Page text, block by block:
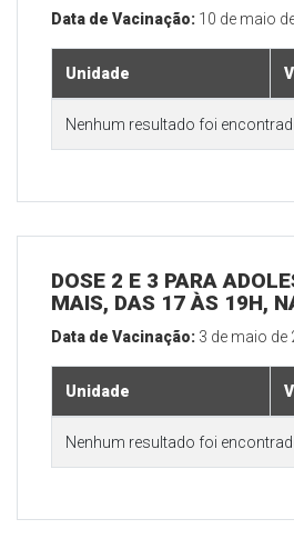
Data de Vacinação: 10 de maio
Unidade
Nenhum resultado foi
DOSE 2 E 3 PARA
MAIS, DAS 17 ÀS 19H,
Data de Vacinação: 3 de maio de
Unidade
Nenhum resultado foi